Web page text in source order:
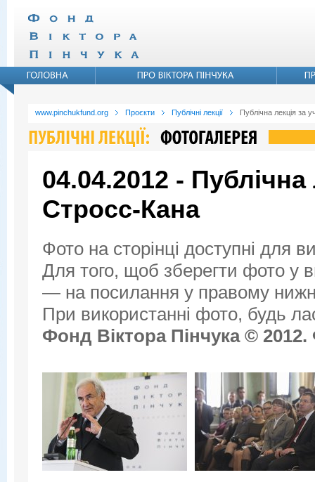
www.pinchukfund.org Проєкти Публічні лекції Публічна лекція за
04.04.2012 - Публічна
Стросс-Кана
Фото на сторінці доступні для
Для того, щоб зберегти фото у
— на посилання у правому
При використанні фото, будь
Фонд Віктора Пінчука ©